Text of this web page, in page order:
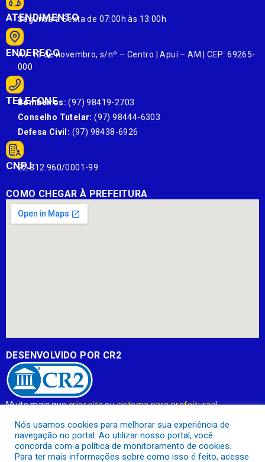
ATENDIMENTO
Segunda à Sexta de 07:00h às 13:00h
ENDEREÇO
Av. 13 de novembro, s/nº – Centro | Apuí – AM | CEP: 69265-
000
TELEFONE
Bombeiros: (97) 98419-2703
Conselho Tutelar: (97) 98444-6303
Defesa Civil: (97) 98438-6926
CNPJ:
22.812.960/0001-99
COMO CHEGAR À PREFEITURA
DESENVOLVIDO POR CR2
Muito mais quecriar siteousistema para prefeituras!
contrato que todas as exigências das leis de transparência
públicaserão atendidas.
Nós usamos cookies para melhorar sua experiência de
navegação no portal. Ao utilizar nosso portal, você
concorda com a política de monitoramento de cookies.
Para ter mais informações sobre como isso é feito, acesse